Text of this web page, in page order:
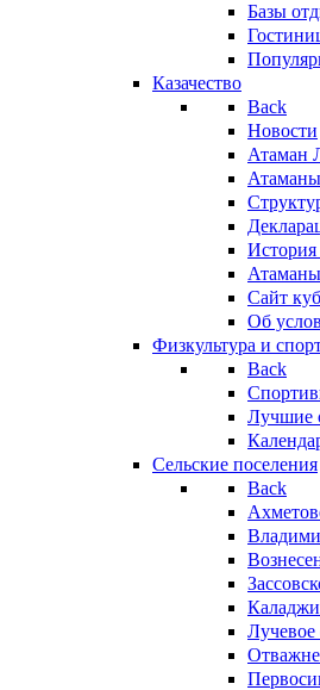
Базы
Казачество
Back
Новости
Атаман
Атаманы
История
Cайт
Об
Физкультура и
Back
Лучшие
Сельские поселения
Back
Лучевое